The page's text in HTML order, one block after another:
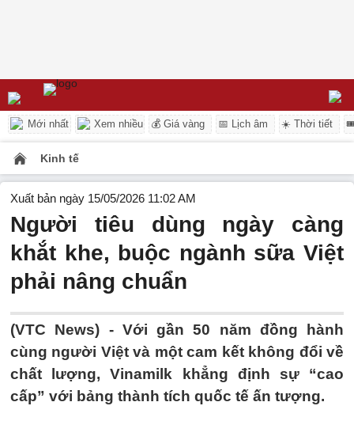
Mới nhất Xem nhiều 💰 Giá vàng 📅 Lịch âm ☀️ Thời tiết
Kinh tế
Xuất bản ngày 15/05/2026 11:02 AM
Người tiêu dùng ngày càng
khắt khe, buộc ngành sữa Việt
phải nâng chuẩn
(VTC News) - Với gần 50 năm đồng hành
cùng người Việt và một cam kết không đổi về
chất lượng, Vinamilk khẳng định sự “cao
cấp” với bảng thành tích quốc tế ấn tượng.